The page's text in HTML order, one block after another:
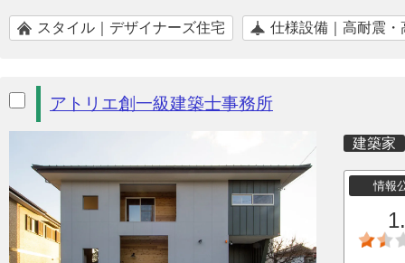
スタイル｜デザイナーズ住宅 仕様設備｜高耐震・
アトリエ創一級建築士事務所
建築家
情報